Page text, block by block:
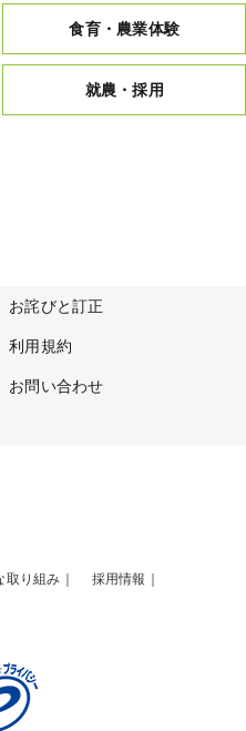
食育・農業体験
就農・採用
お詫びと訂正
利用規約
お問い合わせ
取り組み
採用情報